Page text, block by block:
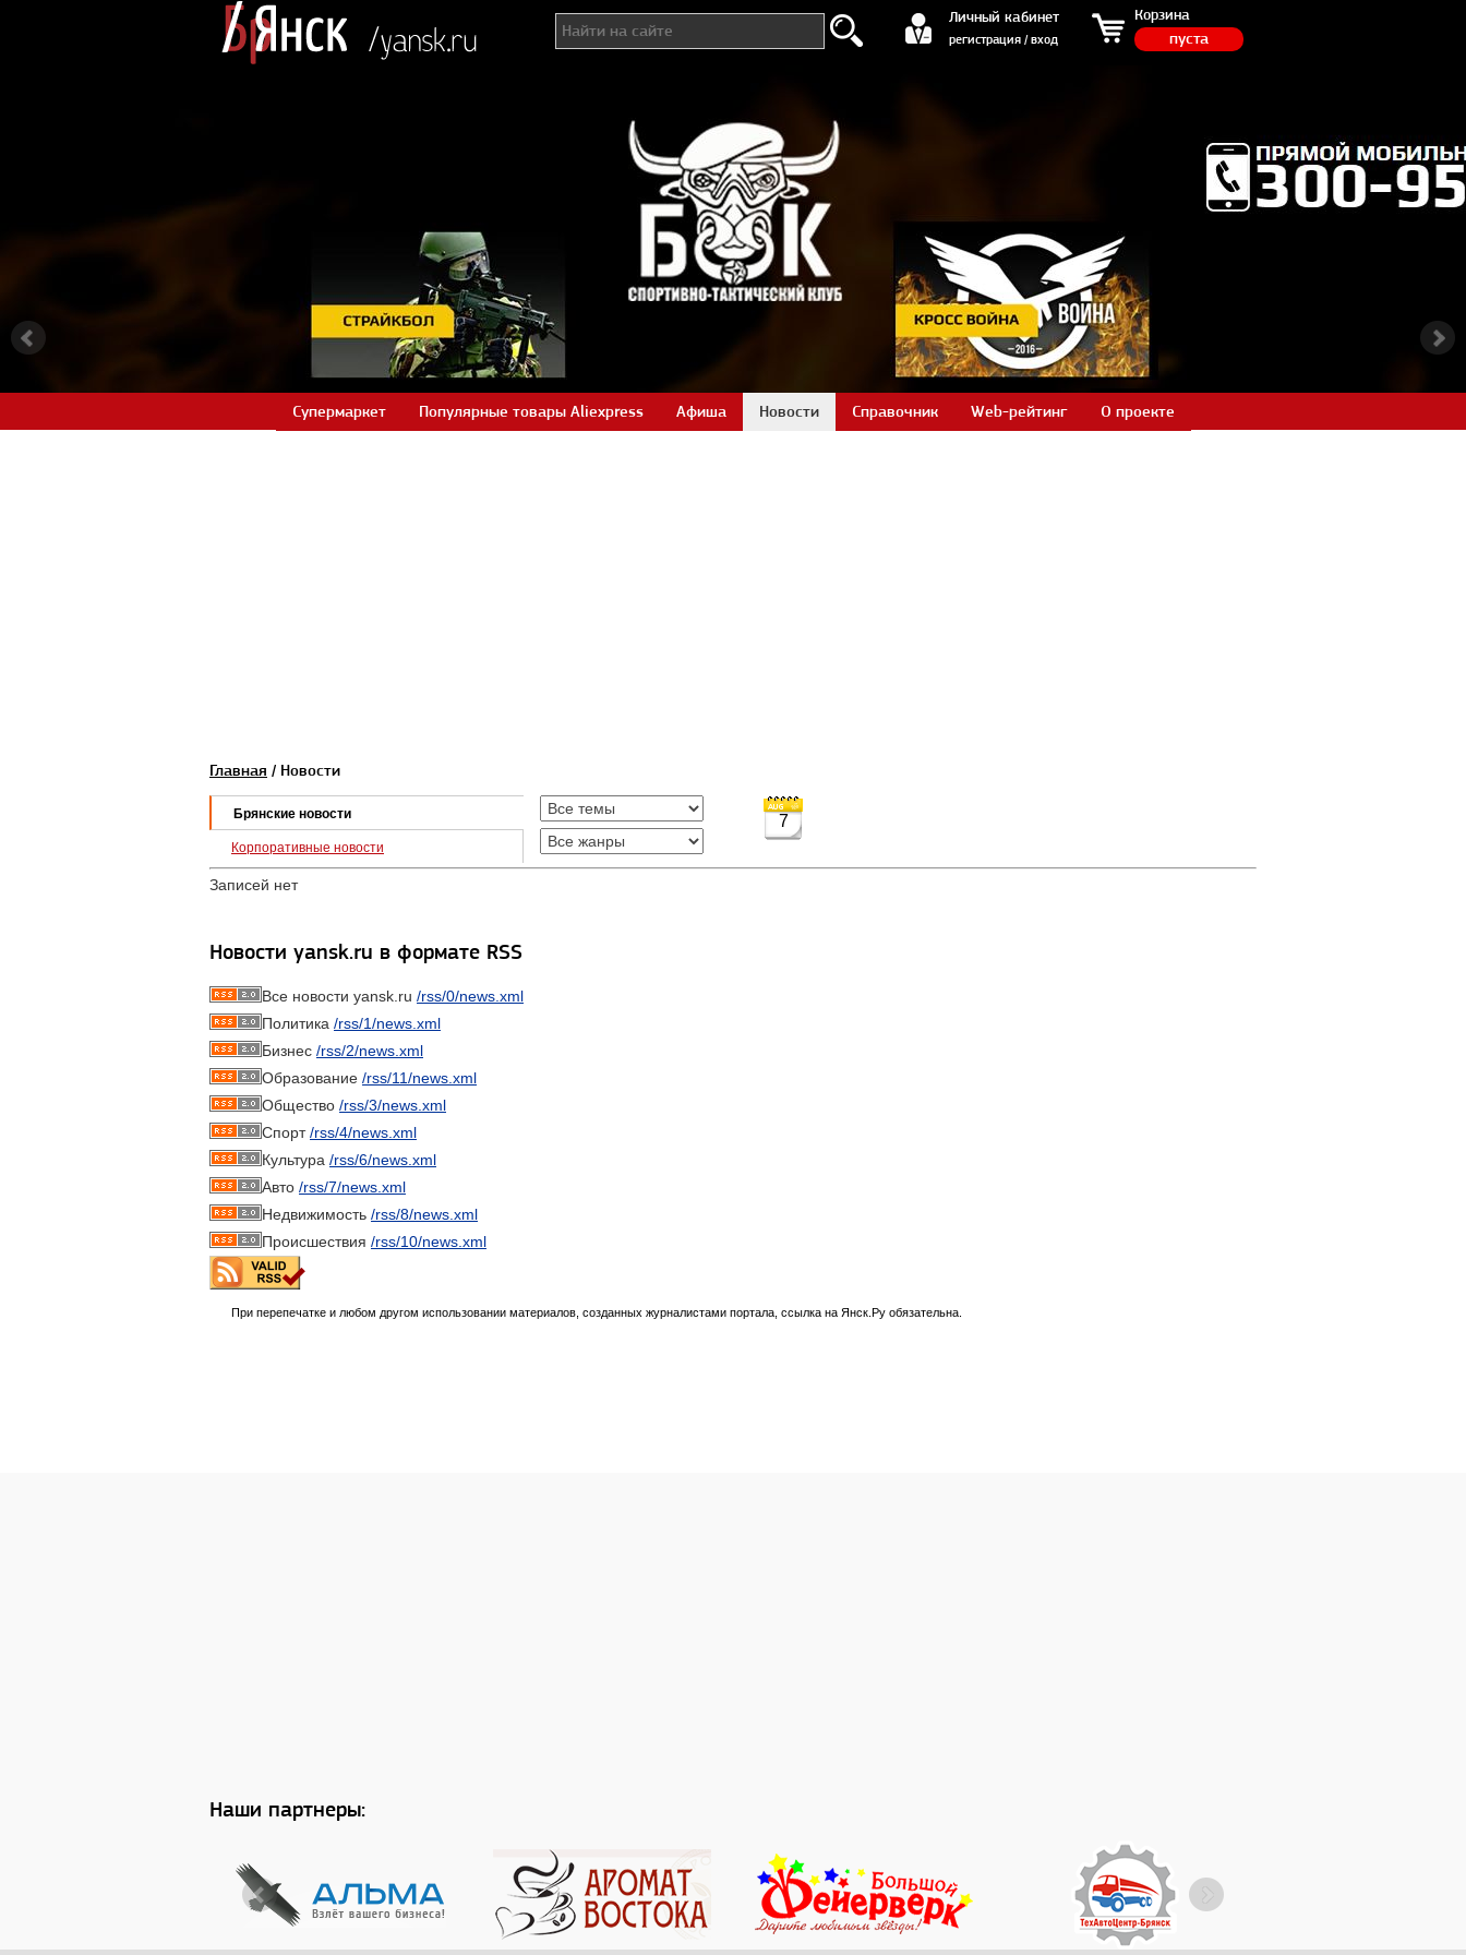
Личный кабинет
регистрация / вход
регистрация / вход Корзина
пуста
Супермаркет Популярные товары Aliexpress Афиша Новости Справочник Web-рейтинг О проекте
Главная / Новости
Брянские новости
Корпоративные новости
7
Записей нет
Новости yansk.ru в формате RSS
Все новости yansk.ru /rss/0/news.xml
Политика /rss/1/news.xml
Бизнес /rss/2/news.xml
Образование /rss/11/news.xml
Общество /rss/3/news.xml
Спорт/rss/4/news.xml
Культура /rss/6/news.xml
Авто /rss/7/news.xml
Недвижимость /rss/8/news.xml
Происшествия /rss/10/news.xml
При перепечатке и любом другом использовании материалов, созданных журналистами портала, ссылка на Янск.Ру обязательна.
Наши партнеры: